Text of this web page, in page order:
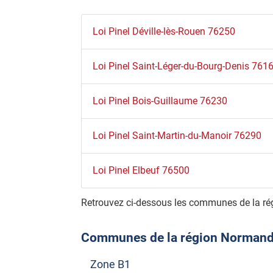
Loi Pinel Déville-lès-Rouen 76250
Loi Pinel Saint-Léger-du-Bourg-Denis
Loi Pinel Bois-Guillaume 76230
Loi Pinel Saint-Martin-du-Manoir 76290
Loi Pinel Elbeuf 76500
Retrouvez ci-dessous les communes de la
Communes de la région
Zone B1